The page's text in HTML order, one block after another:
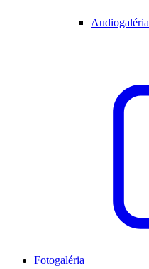
Audiogaléria
Fotogaléria